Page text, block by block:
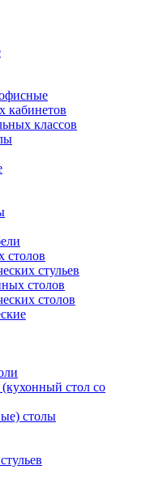
кабинетов
классов
столов
стульев
столов
столов
стол со
столы